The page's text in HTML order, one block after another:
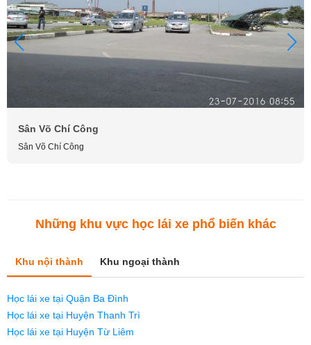
Sân Võ Chí Công
Sân Võ Chí Công
Những khu vực học lái xe phổ biến khác
Khu nội thành Khu ngoại thành
Học lái xe tại Quận Ba Đình
Học lái xe tại Huyện Thanh Trì
Học lái xe tại Huyện Từ Liêm